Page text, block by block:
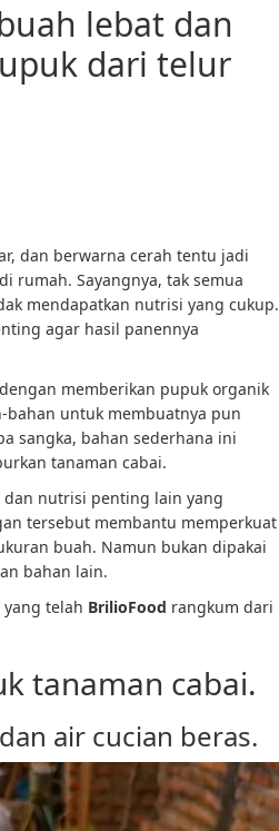
lebat dan
dari telur
dan berwarna cerah tentu jadi
rumah. Sayangnya, tak semua
mendapatkan nutrisi yang cukup.
agar hasil panennya
memberikan pupuk organik
bahan untuk membuatnya pun
sangka, bahan sederhana ini
tanaman cabai.
nutrisi penting lain yang
tersebut membantu memperkuat
buah. Namun bukan dipakai
bahan lain.
telah BrilioFood rangkum dari
tanaman cabai.
air cucian beras.